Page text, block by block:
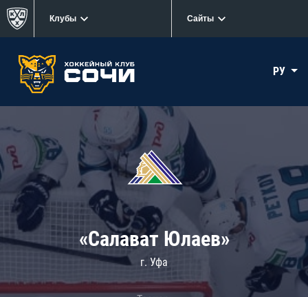
Клубы Сайты
РУ
«Салават Юлаев»
г. Уфа